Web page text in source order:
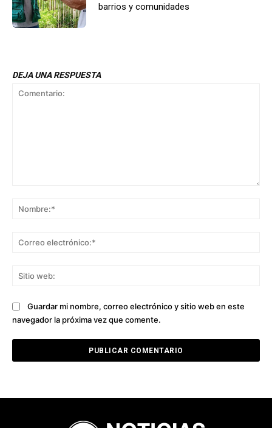
barrios y comunidades
DEJA UNA RESPUESTA
Guardar mi nombre, correo electrónico y sitio web en este
navegador la próxima vez que comente.